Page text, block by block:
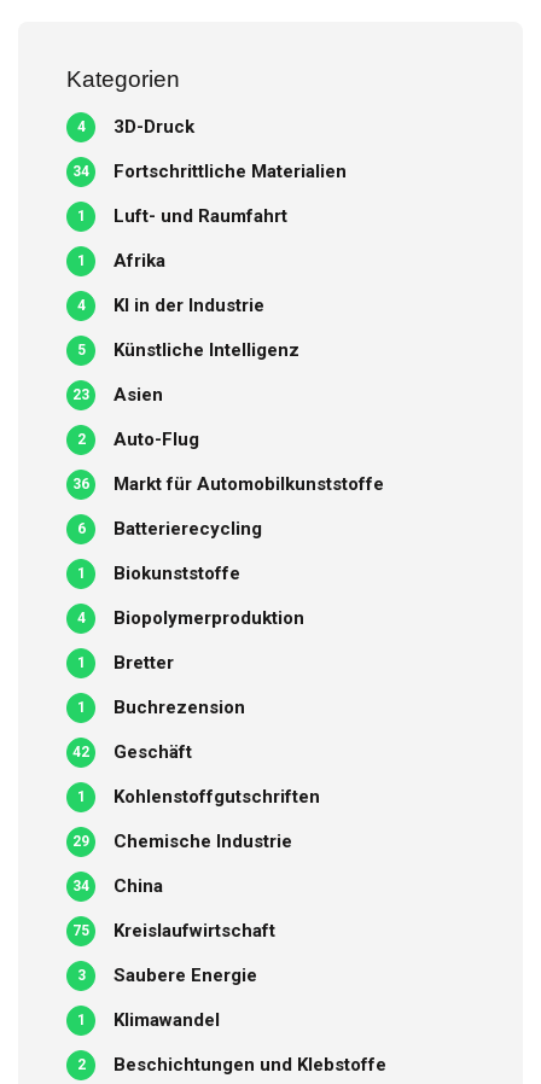
Kategorien
3D-Druck
4
Fortschrittliche Materialien
34
Luft- und Raumfahrt
1
Afrika
1
KI in der Industrie
4
Künstliche Intelligenz
5
Asien
23
Auto-Flug
2
Markt für Automobilkunststoffe
36
Batterierecycling
6
Biokunststoffe
1
Biopolymerproduktion
4
Bretter
1
Buchrezension
1
Geschäft
42
Kohlenstoffgutschriften
1
Chemische Industrie
29
China
34
Kreislaufwirtschaft
75
Saubere Energie
3
Klimawandel
1
Beschichtungen und Klebstoffe
2